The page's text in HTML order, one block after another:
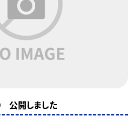
公開しました